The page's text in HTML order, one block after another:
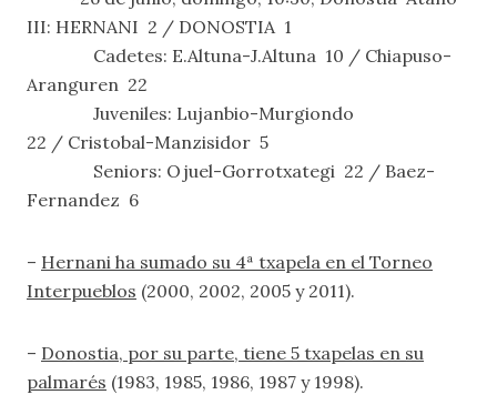
III: HERNANI 2 / DONOSTIA 1
Cadetes: E.Altuna-J.Altuna 10 / Chiapuso-
Aranguren 22
Juveniles: Lujanbio-Murgiondo
22 / Cristobal-Manzisidor 5
Seniors: Ojuel-Gorrotxategi 22 / Baez-
Fernandez 6
– Hernani ha sumado su 4ª txapela en el Torneo
Interpueblos (2000, 2002, 2005 y 2011).
– Donostia, por su parte, tiene 5 txapelas en su
palmarés (1983, 1985, 1986, 1987 y 1998).